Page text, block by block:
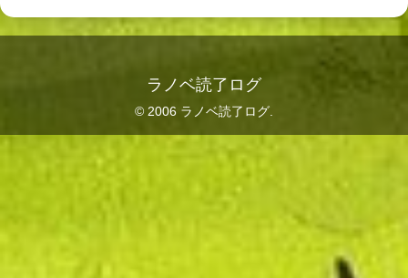
ラノベ読了ログ
© 2006 ラノベ読了ログ.